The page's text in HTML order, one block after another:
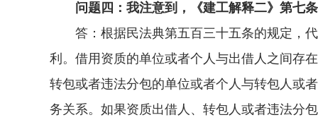
问题四：我注意到，《建工解释二》第七
答：根据民法典第五百三十五条的规定，代
利。借用资质的单位或者个人与出借人之间存
转包或者违法分包的单位或者个人与转包人或
务关系。如果资质出借人、转包人或者违法分